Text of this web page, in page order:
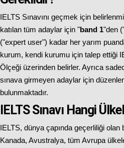
IELTS Sınavını geçmek için
katılan tüm adaylar için "band 1"den
("expert user") kadar her yarım
kurum, kendi kurumu için talep ettiği
Ölçeği üzerinden belirler. Ayrıca
sınava girmeyen adaylar için
bulunmaktadır.
IELTS Sınavı Hangi
IELTS, dünya çapında geçerliliği olan
Kanada, Avustralya, tüm Avrupa